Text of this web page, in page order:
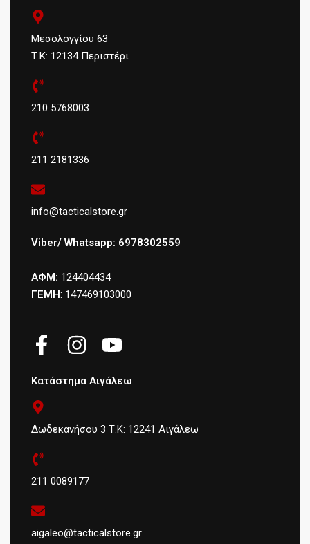
Μεσολογγίου 63
Τ.Κ: 12134 Περιστέρι
210 5768003
211 2181336
info@tacticalstore.gr
Viber/ Whatsapp: 6978302559
ΑΦΜ: 124404434
ΓΕΜΗ: 147469103000
Κατάστημα Αιγάλεω
Δωδεκανήσου 3 Τ.Κ: 12241 Αιγάλεω
211 0089177
aigaleo@tacticalstore.gr